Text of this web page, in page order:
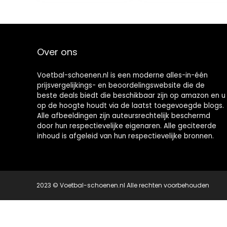
Over ons
Voetbal-schoenen.nl is een moderne alles-in-één
prijsvergelijkings- en beoordelingswebsite die de
beste deals biedt die beschikbaar zijn op amazon en u
op de hoogte houdt via de laatst toegevoegde blogs.
Alle afbeeldingen zijn auteursrechtelijk beschermd
door hun respectievelijke eigenaren. Alle geciteerde
inhoud is afgeleid van hun respectievelijke bronnen.
2023 © Voetbal-schoenen.nl Alle rechten voorbehouden